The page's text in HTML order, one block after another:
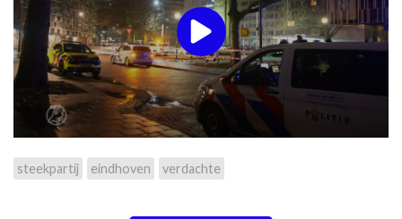
steekpartij eindhoven verdachte